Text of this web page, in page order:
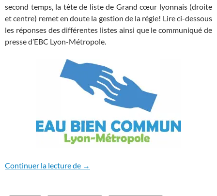
second temps, la tête de liste de Grand cœur lyonnais (droite
et centre) remet en doute la gestion de la régie! Lire ci-dessous
les réponses des différentes listes ainsi que le communiqué de
presse d’EBC Lyon-Métropole.
Continuer la lecture de Lyon: la régie publique menacée ?
→